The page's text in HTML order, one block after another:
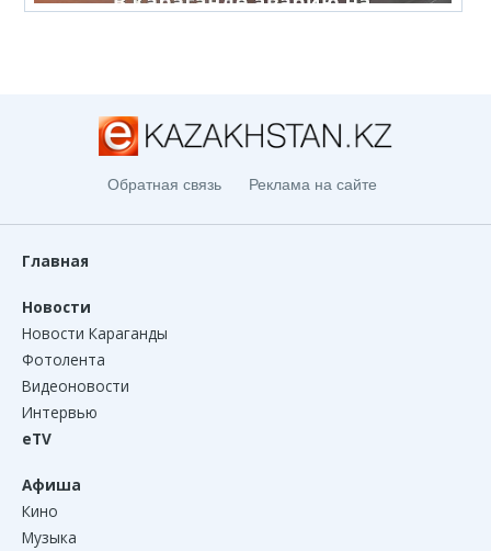
Обратная связь Реклама на сайте
Главная
Новости
Новости Караганды
Фотолента
Видеоновости
Интервью
eTV
Афиша
Кино
Музыка